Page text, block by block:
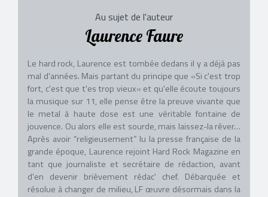
Au sujet de l'auteur
Laurence Faure
Le hard rock, Laurence est tombée dedans il y a déjà pas
mal d'années. Mais partant du principe que «Si c'est trop
fort, c'est que t'es trop vieux» et qu'elle écoute toujours
la musique sur 11, elle pense être la preuve vivante que
le metal à haute dose est une véritable fontaine de
jouvence. Ou alors elle est sourde, mais laissez-la rêver…
Après avoir “religieusement” lu la presse française de la
grande époque, Laurence rejoint Hard Rock Magazine en
tant que journaliste et secrétaire de rédaction, avant
d'en devenir brièvement rédac' chef. Débarquée et
résolue à changer de milieu, LF œuvre désormais dans la